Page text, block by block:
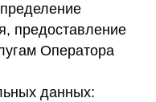
предоставление
Оператора
данных: